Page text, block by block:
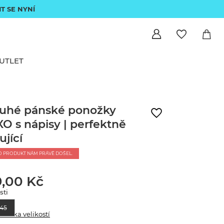
SE NYNÍ
pánské ponožky
s nápisy | perfektně
PRODUKT NÁM PRÁVĚ DOŠEL.
Kč
velikostí